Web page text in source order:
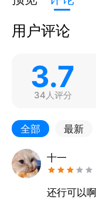
用户评论
3.7
34人评分
全部 最新
十一
还行可以啊